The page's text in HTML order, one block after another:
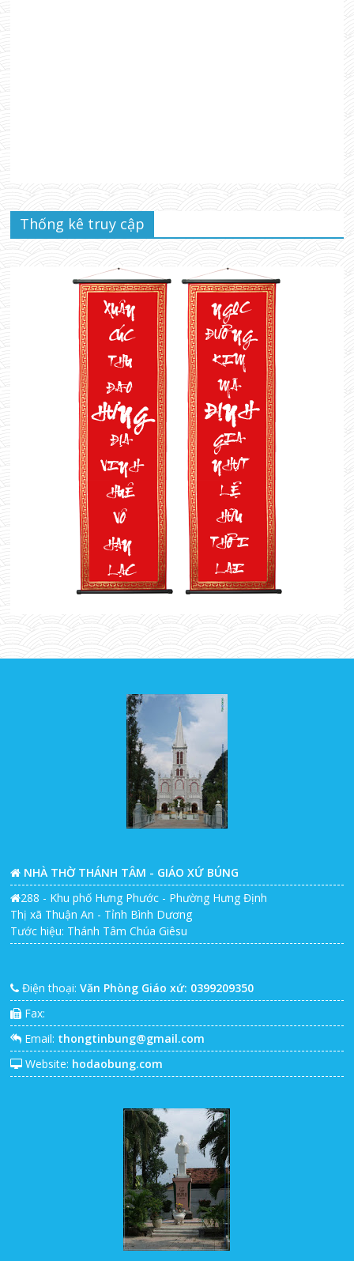
Thống kê truy cập
NHÀ THỜ THÁNH TÂM - GIÁO XỨ BÚNG
288 - Khu phố Hưng Phước - Phường Hưng Định
Thị xã Thuận An - Tỉnh Bình Dương
Tước hiệu: Thánh Tâm Chúa Giêsu
Điện thoại:Văn Phòng Giáo xứ: 0399209350
Fax:
Email: thongtinbung@gmail.com
Website: hodaobung.com